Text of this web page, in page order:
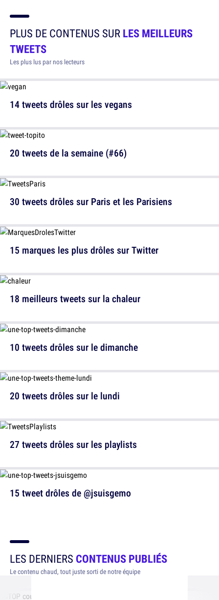
PLUS DE CONTENUS SURLES MEILLEURS
TWEETS
Les plus lus par nos lecteurs
14 tweets drôles sur les vegans
30 tweets drôles sur Paris et les Parisiens
18 meilleurs tweets sur la chaleur
20 tweets drôles sur le lundi
15 tweet drôles de @jsuisgemo
20 tweets de la semaine (#66)
15 marques les plus drôles sur Twitter
10 tweets drôles sur le dimanche
27 tweets drôles sur les playlists
LES DERNIERS CONTENUS PUBLIÉS
Le contenu chaud, tout juste sorti de notre équipe